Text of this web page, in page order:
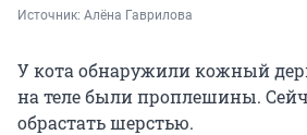
Источник: Алёна Гаврилова
У кота обнаружили кожный
на теле были проплешины.
обрастать шерстью.